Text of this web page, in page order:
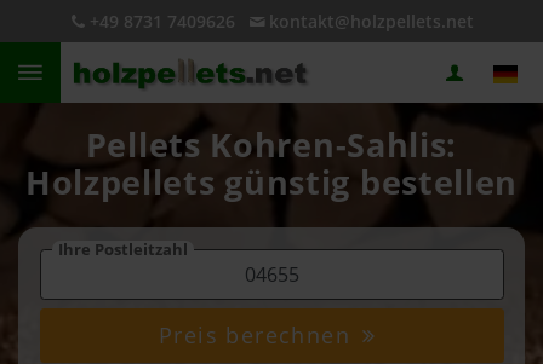
+49 8731 7409626 kontakt@holzpellets.net
Pellets Kohren-Sahlis:
Holzpellets günstig bestellen
Ihre Postleitzahl
Preis berechnen